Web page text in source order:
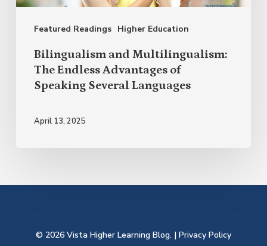
Featured Readings Higher Education
of
Speaking
Several
Languages
Bilingualism and Multilingualism:
The Endless Advantages of
Speaking Several Languages
April 13, 2025
© 2026 Vista Higher Learning Blog. | Privacy Policy